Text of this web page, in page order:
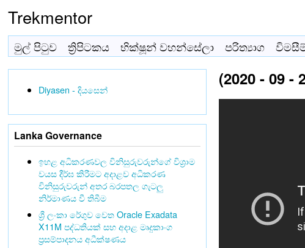
Trekmentor
මුල් පිටුව ත්‍රිපිටකය භික්ෂූන් වහන්සේලා පරිත්‍යාග
(2020 - 09
Diyasen - දියසෙන්
Lanka Governance
ඉහළ අධිකරණවල විනිසුරුවරුන්ගේ විශ්‍රාම
වයස දීර්ඝ කිරීමට අදාළව අධිකරණ
විනිසුරුවරුන් අතර බරපතල ගැටලු
නිර්මාණය වී තිබීම
ශ්‍රී ලංකා රේගුව වෙත Oracle Exadata
X11M පද්ධතියක් සහ අදාළ මෘදුකාංග
ප්‍රසම්පාදනය අධීක්ෂණය